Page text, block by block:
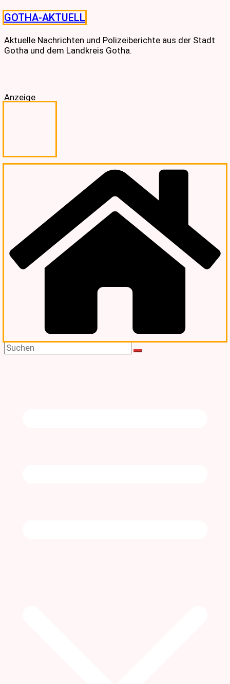
Skip
to
content
GOTHA-AKTUELL
Aktuelle Nachrichten und Polizeiberichte aus der Stadt
Gotha und dem Landkreis Gotha.
Anzeige